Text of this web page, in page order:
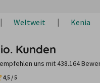
Weltweit Kenia
Kunden
uns mit 438.164
4,5 /5